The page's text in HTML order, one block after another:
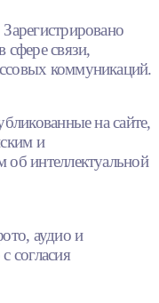
связи,
коммуникаций.
на сайте,
и
интеллектуальной
аудио и
согласия